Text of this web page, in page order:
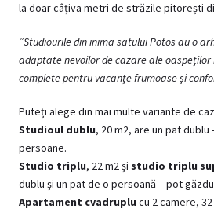
la doar câțiva metri de străzile pitorești
”Studiourile din inima satului Potos au o
adaptate nevoilor de cazare ale
complete pentru vacanțe frumoase și
Puteți alege din mai multe variante de
Studioul dublu, 20 m2, are un pat
persoane.
Studio triplu, 22 m2 și studio triplu
dublu și un pat de o persoană – pot
Apartament cvadruplu cu 2 camere,